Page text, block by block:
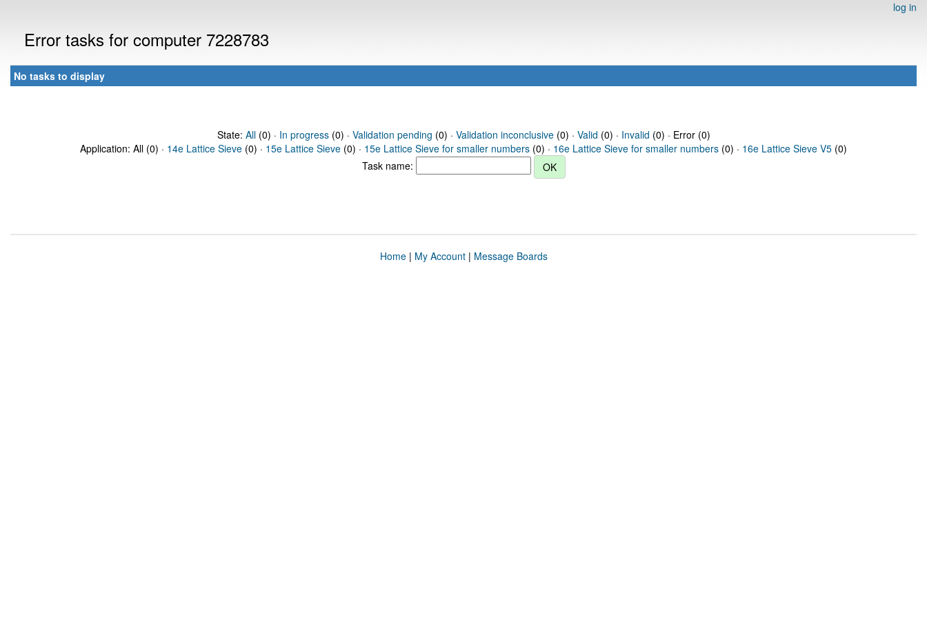
log in
Error tasks for computer 7228783
No tasks to display
State: All(0) · In progress(0) · Validation pending (0) · Validation inconclusive(0) · Valid (0) · Invalid (0) · Error (0)
Application: All (0) · 14e Lattice Sieve (0) · 15e Lattice Sieve (0) · 15e Lattice Sieve for smaller numbers (0) · 16e Lattice Sieve for smaller numbers (0) · 16e Lattice Sieve V5 (0)
Task name:
Home| My Account| Message Boards